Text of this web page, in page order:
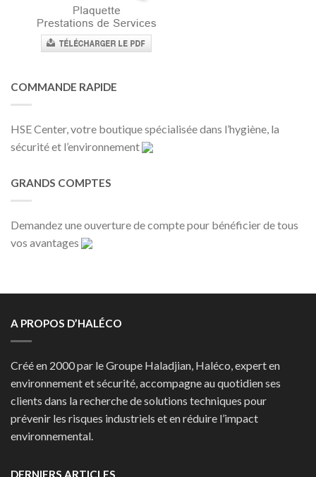
COMMANDE RAPIDE
HSE Center, votre boutique spécialisée dans l’hygiène, la
sécurité et l’environnement
GRANDS COMPTES
Demandez une ouverture de compte pour bénéficier de tous
vos avantages
A PROPOS D’HALÉCO
Créé en 2000 par le Groupe Haladjian, Haléco, expert en
environnement et sécurité, accompagne au quotidien ses
clients dans la recherche de solutions techniques pour
prévenir les risques industriels et en réduire l’impact
environnemental.
DERNIERS ARTICLES